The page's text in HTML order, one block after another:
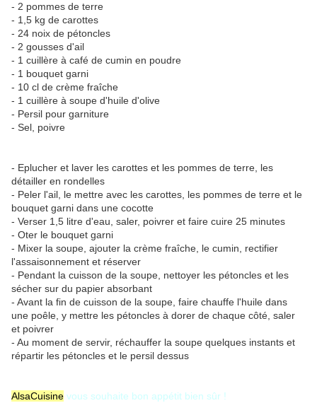
- 2 pommes de terre
- 1,5 kg de carottes
- 24 noix de pétoncles
- 2 gousses d'ail
- 1 cuillère à café de cumin en poudre
- 1 bouquet garni
- 10 cl de crème fraîche
- 1 cuillère à soupe d'huile d'olive
- Persil pour garniture
- Sel, poivre
- Eplucher et laver les carottes et les pommes de terre, les
détailler en rondelles
- Peler l'ail, le mettre avec les carottes, les pommes de terre et le
bouquet garni dans une cocotte
- Verser 1,5 litre d'eau, saler, poivrer et faire cuire 25 minutes
- Oter le bouquet garni
- Mixer la soupe, ajouter la crème fraîche, le cumin, rectifier
l'assaisonnement et réserver
- Pendant la cuisson de la soupe, nettoyer les pétoncles et les
sécher sur du papier absorbant
- Avant la fin de cuisson de la soupe, faire chauffe l'huile dans
une poêle, y mettre les pétoncles à dorer de chaque côté, saler
et poivrer
- Au moment de servir, réchauffer la soupe quelques instants et
répartir les pétoncles et le persil dessus
AlsaCuisine vous souhaite bon appétit bien sûr !